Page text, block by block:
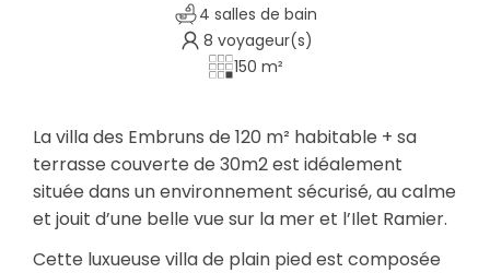
4 salles de bain
8 voyageur(s)
150 m²
La villa des Embruns de 120 m² habitable + sa
terrasse couverte de 30m2 est idéalement
située dans un environnement sécurisé, au calme
et jouit d’une belle vue sur la mer et l’Ilet Ramier.
Cette luxueuse villa de plain pied est composée